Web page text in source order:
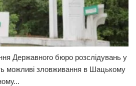
Державного бюро розслідувань у
можливі зловживання в Шацькому